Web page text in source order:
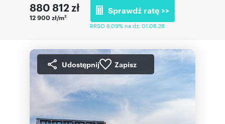
880 812zł
12 900 zł/m2
Sprawdź ratę >>
RRSO 6,09% na dz. 01.06.26
Udostępnij Zapisz